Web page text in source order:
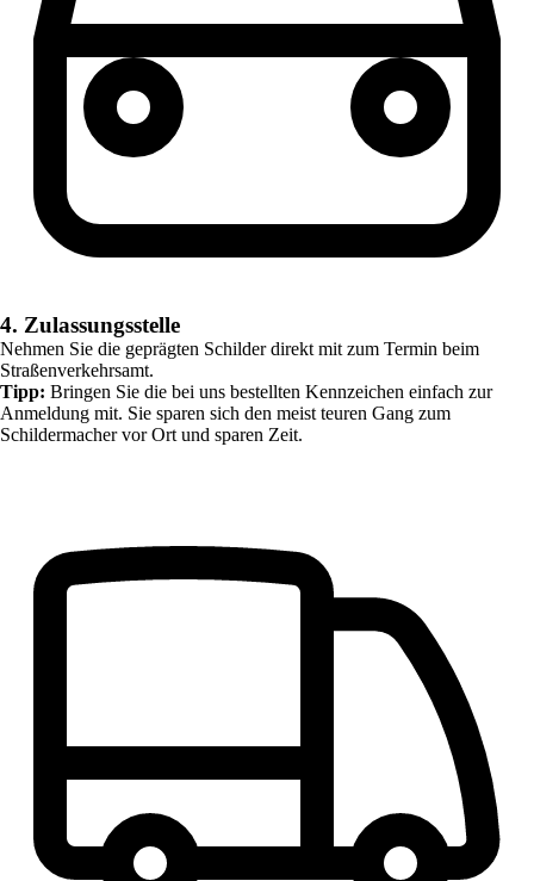
4. Zulassungsstelle
Nehmen Sie die geprägten Schilder direkt mit zum Termin beim
Straßenverkehrsamt.
Tipp: Bringen Sie die bei uns bestellten Kennzeichen einfach zur
Anmeldung mit. Sie sparen sich den meist teuren Gang zum
Schildermacher vor Ort und sparen Zeit.